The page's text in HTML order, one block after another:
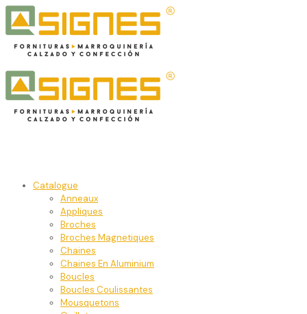
Catalogue
Anneaux
Appliques
Broches
Broches Magnetiques
Chaines
Chaines En Aluminium
Boucles
Boucles Coulissantes
Mousquetons